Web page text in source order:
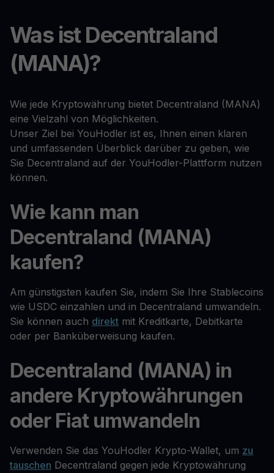
Was ist Decentraland
(MANA)?
Wie jede Kryptowährung bietet Decentraland (MANA)
eine Vielzahl von Möglichkeiten.
Unser Ziel bei YouHodler ist es, Ihnen einen klaren
und umfassenden Überblick darüber zu geben, wie
Sie Decentraland auf der YouHodler-Plattform nutzen
können.
Wie kann man
Decentraland (MANA)
kaufen?
Am günstigsten kaufen Sie, indem Sie Ihre Stablecoins
wie USDC einzahlen und in Decentraland umwandeln.
Sie können auch direkt mit Kreditkarte, Debitkarte
oder per Banküberweisung kaufen.
Decentraland (MANA) in
andere Kryptowährungen
oder Fiat umwandeln
Verwenden Sie das YouHodler Krypto-Wallet, um zu
tauschen Decentraland gegen jede Kryptowährung